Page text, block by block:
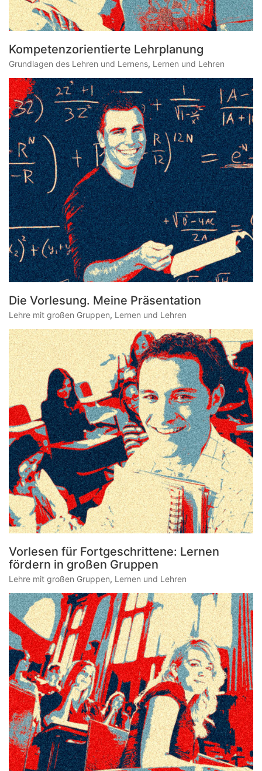
Kompetenzorientierte Lehrplanung
Grundlagen des Lehren und Lernens, Lernen und Lehren
Die Vorlesung. Meine Präsentation
Lehre mit großen Gruppen, Lernen und Lehren
Vorlesen für Fortgeschrittene: Lernen
fördern in großen Gruppen
Lehre mit großen Gruppen, Lernen und Lehren